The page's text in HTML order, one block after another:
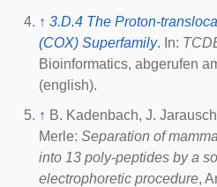
↑ 3.D.4 The Proton-
(COX) Superfamily. In:
Bioinformatics, abgerufen
(english).
↑ B. Kadenbach, J.
Merle: Separation of
into 13 poly-peptides by a
electrophoretic procedure,